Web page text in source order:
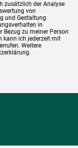
zusätzlich der Analyse
von
und Gestaltung
in
Bezug zu meiner Person
kann ich jederzeit mit
Weitere